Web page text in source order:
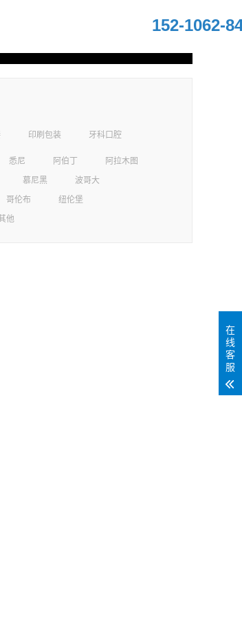
152-1062-
印刷包装 牙科口腔
悉尼 阿伯丁
阿拉木图
慕尼黑
波哥大
哥伦布
纽伦堡
他
在
线
客
服